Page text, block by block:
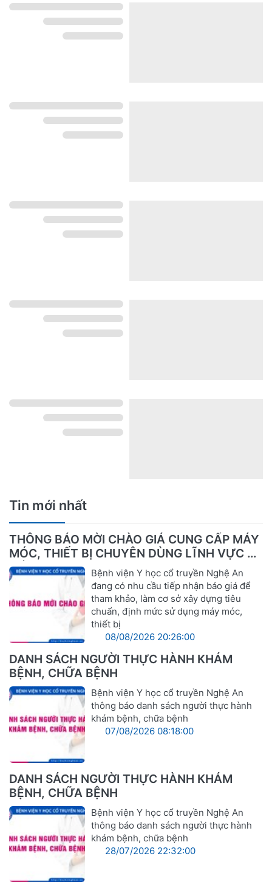
Tin mới nhất
THÔNG BÁO MỜI CHÀO GIÁ CUNG CẤP MÁY
MÓC, THIẾT BỊ CHUYÊN DÙNG LĨNH VỰC Y
TẾ
Bệnh viện Y học cổ truyền Nghệ An
đang có nhu cầu tiếp nhận báo giá để
tham khảo, làm cơ sở xây dựng tiêu
chuẩn, định mức sử dụng máy móc,
thiết bị
08/08/2026 20:26:00
DANH SÁCH NGƯỜI THỰC HÀNH KHÁM
BỆNH, CHỮA BỆNH
Bệnh viện Y học cổ truyền Nghệ An
thông báo danh sách người thực hành
khám bệnh, chữa bệnh
07/08/2026 08:18:00
DANH SÁCH NGƯỜI THỰC HÀNH KHÁM
BỆNH, CHỮA BỆNH
Bệnh viện Y học cổ truyền Nghệ An
thông báo danh sách người thực hành
khám bệnh, chữa bệnh
28/07/2026 22:32:00